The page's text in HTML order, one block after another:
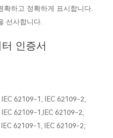
확하고 정확하게 표시합니다.
선사합니다.
인증서
62109-1, IEC 62109-2;
62109-1,IEC 62109-2;
62109-1, IEC 62109-2;